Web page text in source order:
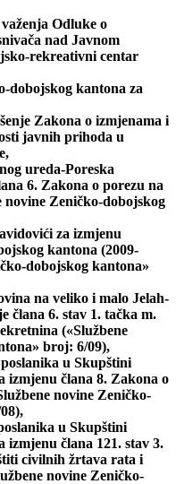
Odluke o
nad Javnom
rekreativni centar
dobojskog kantona za
Zakona o izmjenama i
javnih prihoda u
ureda-Poreska
6. Zakona o porezu na
Zeničko-dobojskog
za izmjenu
kantona (2009-
dobojskog kantona»
na veliko i malo Jelah-
člana 6. stav 1. tačka m.
(«Službene
broj: 6/09),
u Skupštini
izmjenu člana 8. Zakona o
novine Zeničko-
u Skupštini
izmjenu člana 121. stav 3.
civilnih žrtava rata i
novine Zeničko-